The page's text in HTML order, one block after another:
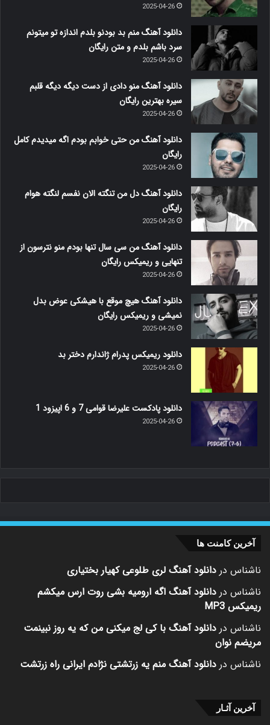
2025-04-26
دانلود آهنگ منم بد بودنو بلدم اندازه تو میتونم
سرد باشم بلدم و متن رایگان
2025-04-26
دانلود آهنگ منو دادی از دست دیگه دیگه قلبم
سیره بهترین رایگان
2025-04-26
دانلود آهنگ من حتی خوابم بودم اگه میدیدم کامل
رایگان
2025-04-26
دانلود آهنگ دل من تنگته الان نفسم لنگته هوام
رایگان
2025-04-26
دانلود آهنگ من سی سال تنها بودم منو نترسون از
تنهایی و ریمیکس رایگان
2025-04-26
دانلود آهنگ هیچ موقع با هیشکی عوض بدل
نمیشی و ریمیکس رایگان
2025-04-26
دانلود ریمیکس پدرام ژاندارم دختر بد
2025-04-26
دانلود پادکست علیرضا قوامی 7 و 6 اپیزود 1
2025-04-26
آخرین کامنت ها
ناشناس در دانلود آهنگ لری طلوعی کهیار بختیاری
ناشناس در دانلود آهنگ اگه ارومیه بشی روت ارس میکشم
ریمیکس MP3
ناشناس در دانلود آهنگ با کی لج میکنی من که یه روز نبینمت
مریضم نوان
ناشناس در دانلود آهنگ منم یه زرتشتی نژادم ایرانی راه زرتشت
آخرین آثـار